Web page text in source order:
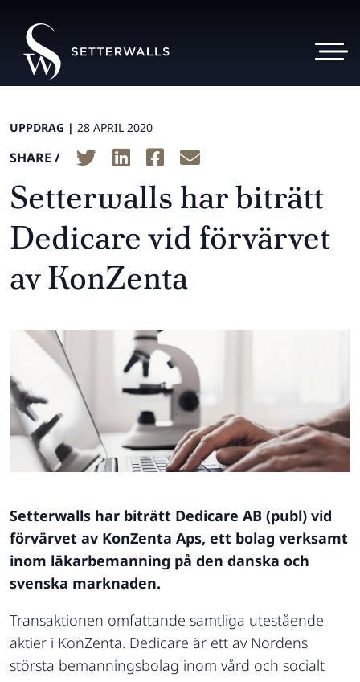
UPPDRAG | 28 APRIL 2020
SHARE /
Setterwalls har biträtt
Dedicare vid förvärvet
av KonZenta
Setterwalls har biträtt Dedicare AB (publ) vid
förvärvet av KonZenta Aps, ett bolag verksamt
inom läkarbemanning på den danska och
svenska marknaden.
Transaktionen omfattande samtliga utestående
aktier i KonZenta. Dedicare är ett av Nordens
största bemanningsbolag inom vård och socialt